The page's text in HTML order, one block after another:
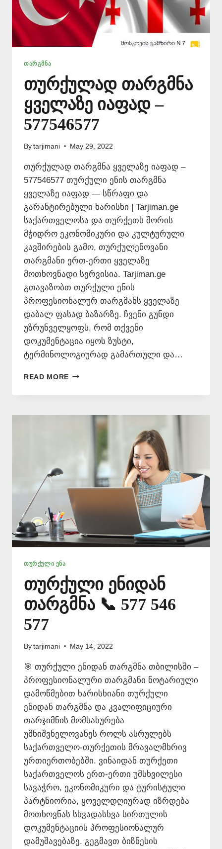
ᲗᲐᲠᲒᲛᲜᲐ
თურქულად თარგმნა
ყველაზე იაფად –
577546577
By tarjimani May 29, 2022
თურქულად თარგმნა ყველაზე იაფად –
577546577 თურქული ენის თარგმნა
ყველაზე იაფად — სწრაფი და
გარანტირებული ხარისხი | Tarjiman.ge
საქართველოსა და თურქეთს შორის
მჭიდრო ეკონომიკური და კულტურული
კავშირების გამო, თურქულენოვანი
თარგმანი ერთ-ერთი ყველაზე
მოთხოვნადი სერვისია. Tarjiman.ge
გთავაზობთ თურქული ენის
პროფესიონალურ თარგმანს ყველაზე
დაბალ ფასად ბაზარზე. ჩვენი გუნდი
უზრუნველყოფს, რომ თქვენი
დოკუმენტაცია იყოს ზუსტი,
ტერმინოლოგიურად გამართული და…
READ MORE ᲗᲣᲠᲥᲣᲚᲐᲓ
ᲧᲕᲔᲚᲐᲖᲔ
–
577546577
ᲗᲣᲠᲥᲣᲚᲘ ᲔᲜᲐ
თურქული ენიდან
თარგმნა 📞 577 546
577
By tarjimani May 14, 2022
🎯 თურქული ენიდან თარგმნა თბილისში –
პროფესიონალური თარგმანი ნოტარიული
დამოწმებით ხარისხიანი თურქული
ენიდან თარგმნა და კვალიფიციური
თარჯიმნის მომსახურება
უმნიშვნელოვანეს როლს ასრულებს
საქართველო-თურქეთის მრავალმხრივ
ურთიერთობებში. ვინაიდან თურქეთი
საქართველოს ერთ-ერთი უმსხვილესი
სავაჭრო, ეკონომიკური და ტურისტული
პარტნიორია, ყოველდღიურად იზრდება
მოთხოვნას სხვადასხვა სირთულის
დოკუმენტაციის პროფესიონალურ
დამუშავებაზე. გეგმავთ ბიზნესის